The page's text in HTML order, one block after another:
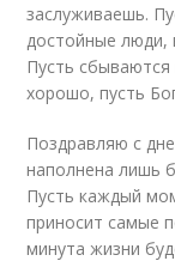
заслуживаешь.
достойные люди,
Пусть сбываются
хорошо, пусть
Поздравляю с
наполнена лишь
Пусть каждый
приносит самые
минута жизни